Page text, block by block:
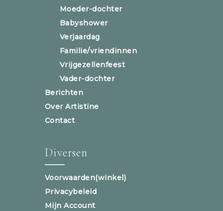
Moeder-dochter
Babyshower
Verjaardag
Familie/vriendinnen
Vrijgezellenfeest
Vader-dochter
Berichten
Over Artistine
Contact
Diversen
Voorwaarden(winkel)
Privacybeleid
Mijn Account